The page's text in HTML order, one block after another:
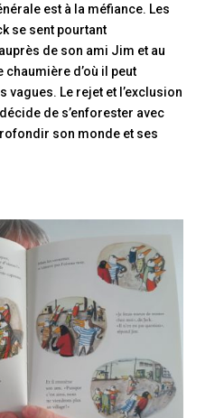
est à la méfiance. Les
se sent pourtant
de son ami Jim et au
d’où il peut
vagues. Le rejet et l’exclusion
de s’enforester avec
son monde et ses